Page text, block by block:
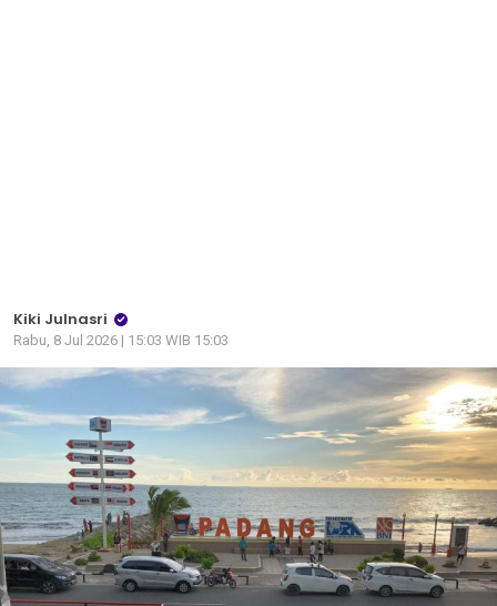
Kiki Julnasri
Rabu, 8 Jul 2026 | 15:03 WIB 15:03